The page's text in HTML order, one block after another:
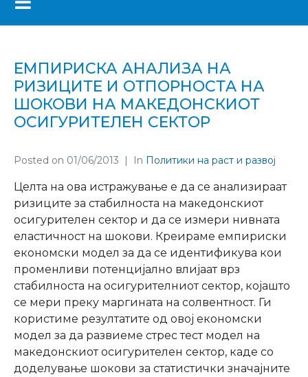
ЕМПИРИСКА АНАЛИЗА НА
РИЗИЦИТЕ И ОТПОРНОСТA НА
ШОКОВИ НА МАКЕДОНСКИОТ
ОСИГУРИТЕЛЕН СЕКТОР
Posted on 01/06/2013 In Политики на раст и развој
Целта на ова истражување е да се анализираат
ризиците за стабилноста на македонскиот
осигурителен сектор и да се измери нивната
еластичност на шокови. Креираме емпириски
економски модел за да се идентификува кои
променливи потенцијално влијаат врз
стабилноста на осигурителниот сектор, којашто
се мери преку маргината на солвентност. Ги
користиме резултатите од овој економски
модел за да развиеме стрес тест модел на
македонскиот осигурителен сектор, каде со
доделување шокови за статистички значајните